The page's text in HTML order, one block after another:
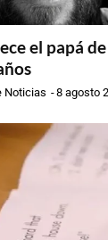
el papá
Noticias -8 agosto